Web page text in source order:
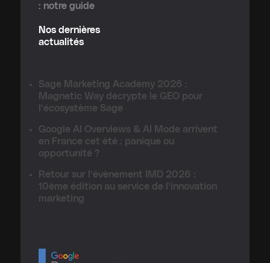
: notre guide
Nos dernières
actualités
Sage Marketing Academy 2026 :
Magnetic Way décrypte le GEO pour
l’écosystème Sage
Google AI Overviews & AI Mode arrivent
en France cet été : panique ou
opportunité ?
Retour sur l’évènement IMD 2026 :
10ème édition au service de l’innovation
marketing